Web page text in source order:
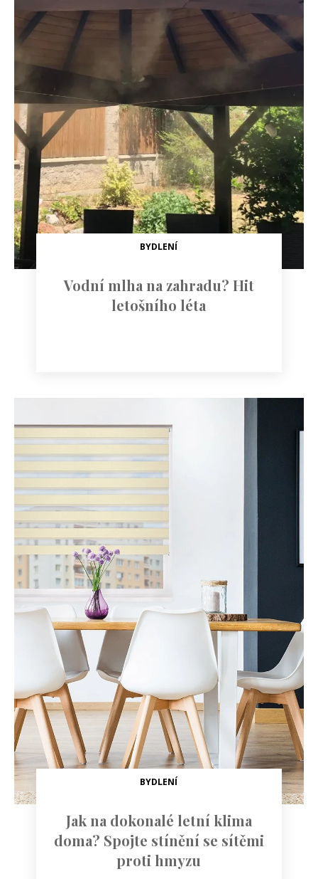
BYDLENÍ
Vodní mlha na zahradu? Hit
letošního léta
BYDLENÍ
Jak na dokonalé letní klima
doma? Spojte stínění se sítěmi
proti hmyzu